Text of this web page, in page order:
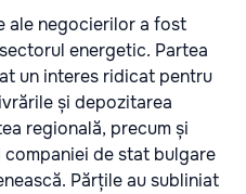
ale negocierilor a fost
energetic. Partea
un interes ridicat pentru
și depozitarea
regională, precum și
de stat bulgare
Părțile au subliniat